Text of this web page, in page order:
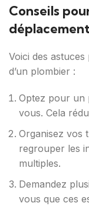
Conseils
Voici des
d’un plombier :
Optez pour un
vous. Cela
Organisez vos
regrouper les
multiples.
Demandez
vous que ces